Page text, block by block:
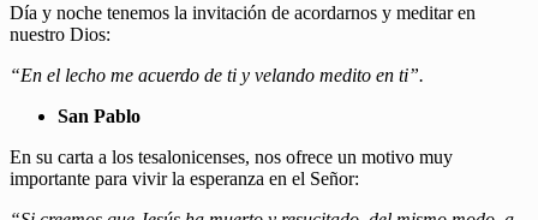
Día y noche tenemos la invitación de acordarnos y meditar en
nuestro Dios:
“En el lecho me acuerdo de ti y velando medito en ti”.
San Pablo
En su carta a los tesalonicenses, nos ofrece un motivo muy
importante para vivir la esperanza en el Señor: